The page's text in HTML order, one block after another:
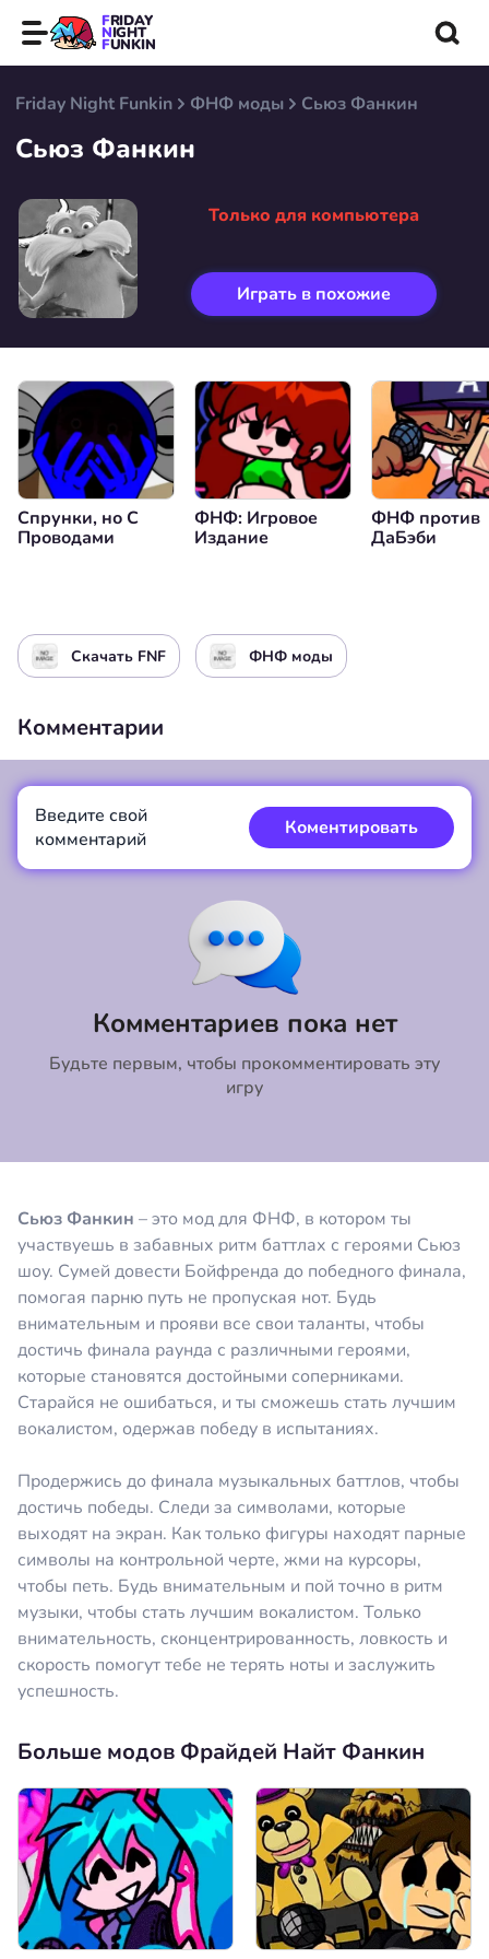
FRIDAY
NIGHT
FUNKIN
Friday Night Funkin ФНФ моды Сьюз Фанкин
Сьюз Фанкин
Только для компьютера
Играть в похожие
Спрунки, но С
Проводами
ФНФ: Игровое
Издание
ФНФ против
ДаБэби
Скачать FNF ФНФ моды
Сьюз Фанкин – это мод для ФНФ, в котором ты
участвуешь в забавных ритм баттлах с героями Сьюз
шоу. Сумей довести Бойфренда до победного финала,
помогая парню путь не пропуская нот. Будь
внимательным и прояви все свои таланты, чтобы
достичь финала раунда с различными героями,
которые становятся достойными соперниками.
Старайся не ошибаться, и ты сможешь стать лучшим
вокалистом, одержав победу в испытаниях.
Продержись до финала музыкальных баттлов, чтобы
достичь победы. Следи за символами, которые
выходят на экран. Как только фигуры находят парные
символы на контрольной черте, жми на курсоры,
чтобы петь. Будь внимательным и пой точно в ритм
музыки, чтобы стать лучшим вокалистом. Только
внимательность, сконцентрированность, ловкость и
скорость помогут тебе не терять ноты и заслужить
успешность.
Комментарии
Комментариев пока нет
Будьте первым, чтобы прокомментировать эту
игру
Введите свой
комментарий
Коментировать
Коментировать
Больше модов Фрайдей Найт Фанкин